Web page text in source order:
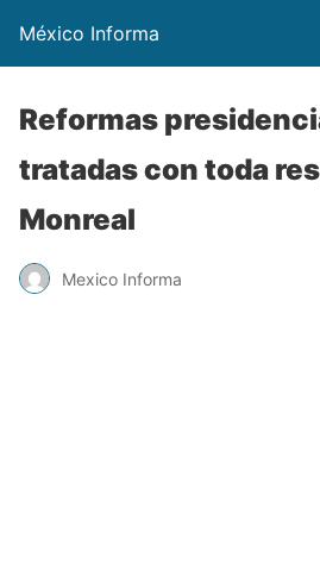
México Informa
Reformas
tratadas con toda
Monreal
Mexico Informa